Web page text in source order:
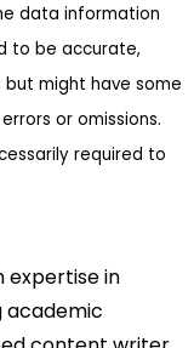
data information
to be accurate,
might have some
or omissions.
required to
expertise in
academic